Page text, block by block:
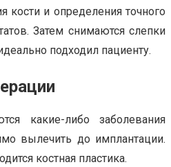
кости и определения точного
Затем снимаются слепки
подходил пациенту.
какие-либо заболевания
вылечить до имплантации.
костная пластика.